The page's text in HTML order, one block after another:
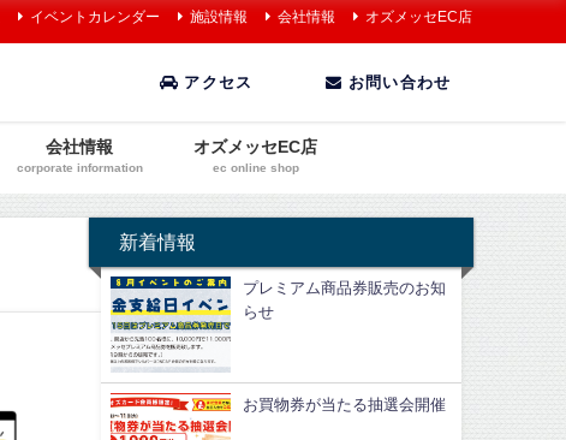
イベントカレンダー 施設情報 会社情報 オズメッセEC店
アクセス お問い合わせ
会社情報
corporate information
オズメッセEC店
ec online shop
新着情報
プレミアム商品券販売のお知
らせ
お買物券が当たる抽選会開催